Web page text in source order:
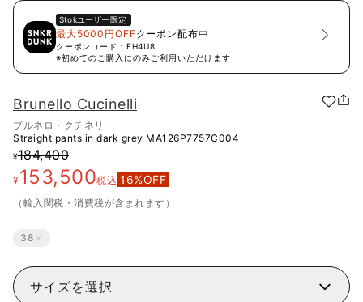
Stokユーザー限定
最大5000円OFFクーポン配布中
クーポンコード： EH4U8
※初めてのご購入にのみご利用いただけます
Brunello Cucinelli
ブルネロ・クチネリ
Straight pants in dark grey MA126P7757C004
¥184,400
¥153,500税込 16%OFF
（輸入関税・消費税が含まれます）
38
サイズを選択